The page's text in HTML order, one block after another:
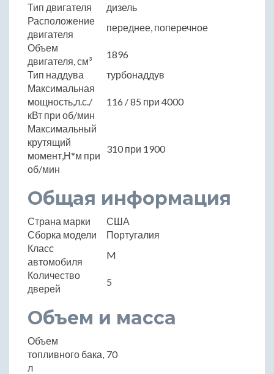
Тип двигателя
дизель
Расположение
двигателя
переднее, поперечное
Объем
двигателя, см³
1896
Тип наддува
турбонаддув
Максимальная
мощность,л.с./
кВт при об/мин
116 / 85 при 4000
Максимальный
крутящий
момент,Н*м при
об/мин
310 при 1900
Общая информация
Страна марки
США
Сборка модели
Португалия
Класс
автомобиля
M
Количество
дверей
5
Объем и масса
Объем
топливного бака,
л
70